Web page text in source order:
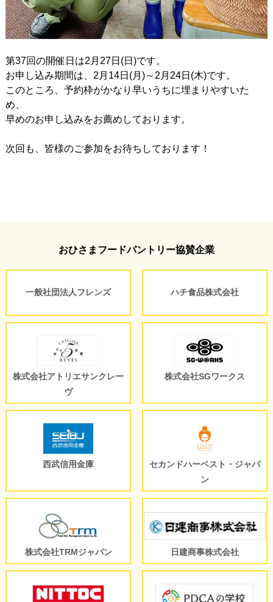
第37回の開催日は2月27日(日)です。
お申し込み期間は、2月14日(月)～2月24日(木)です。
このところ、予約枠がかなり早いうちに埋まりやすいた
め、
早めのお申し込みをお薦めしております。
次回も、皆様のご参加をお待ちしております！
おひさまフードパントリー協賛企業
一般社団法人フレンズ ハチ食品株式会社
株式会社アトリエサンクレー
ヴ
株式会社SGワークス
西武信用金庫
セカンドハーベスト・ジャパ
ン
株式会社TRMジャパン 日建商事株式会社